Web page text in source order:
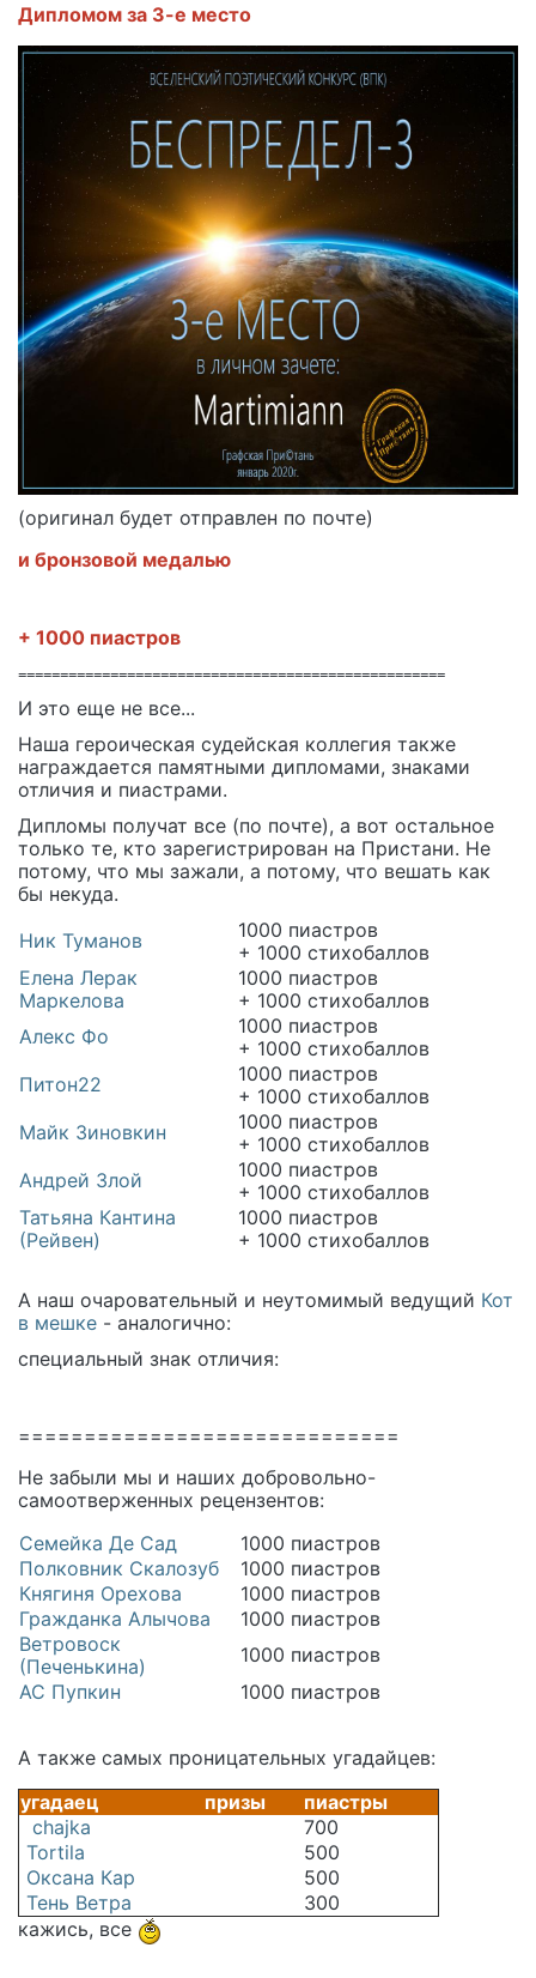
Дипломом за 3-е место
(оригинал будет отправлен по почте)
и бронзовой медалью
+ 1000 пиастров
===================================================
И это еще не все...
Наша героическая судейская коллегия также
награждается памятными дипломами, знаками
отличия и пиастрами.
Дипломы получат все (по почте), а вот остальное
только те, кто зарегистрирован на Пристани. Не
потому, что мы зажали, а потому, что вешать как
бы некуда.
Ник Туманов
1000 пиастров
+ 1000 стихобаллов
Елена Лерак
Маркелова
1000 пиастров
+ 1000 стихобаллов
Алекс Фо
1000 пиастров
+ 1000 стихобаллов
Питон22
1000 пиастров
+ 1000 стихобаллов
Майк Зиновкин
1000 пиастров
+ 1000 стихобаллов
Андрей Злой
1000 пиастров
+ 1000 стихобаллов
Татьяна Кантина
(Рейвен)
1000 пиастров
+ 1000 стихобаллов
А наш очаровательный и неутомимый ведущий Кот
в мешке - аналогично:
специальный знак отличия:
=============================
Не забыли мы и наших добровольно-
самоотверженных рецензентов:
Семейка Де Сад
1000 пиастров
Полковник Скалозуб
1000 пиастров
Княгиня Орехова
1000 пиастров
Гражданка Алычова
1000 пиастров
Ветровоск
(Печенькина)
1000 пиастров
АС Пупкин
1000 пиастров
А также самых проницательных угадайцев:
угадаец
призы
пиастры
chajka
700
Tortila
500
Оксана Кар
500
Тень Ветра
300
кажись, все